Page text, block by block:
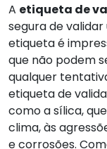
A etiqueta de
segura de
etiqueta é
que não podem
qualquer
etiqueta de
como a sílica,
clima, às
e corrosões.